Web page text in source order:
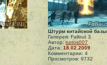
Штурм китайской базы.
Галерея: Fallout 3
Автор: notos007
Дата: 18.02.2009
Комментарии: 4
Просмотров: 9732